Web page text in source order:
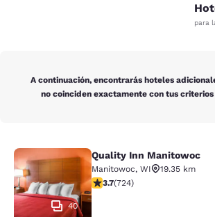
para
A continuación, encontrarás hoteles
no coinciden exactamente con tus
Quality Inn Manitowoc
40
Quality Inn Manitowoc
Manitowoc, WI
19.35 km
calificación de 3.71 estrellas.
3.7(724)